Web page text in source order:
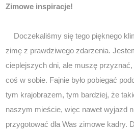
Zimowe inspiracje!
Doczekaliśmy się tego pięknego
zimę z prawdziwego zdarzenia.
cieplejszych dni, ale muszę
coś w sobie. Fajnie było pobiegać
tym krajobrazem, tym bardziej, że
naszym mieście, więc nawet wyjazd
przygotować dla Was zimowe kadry.